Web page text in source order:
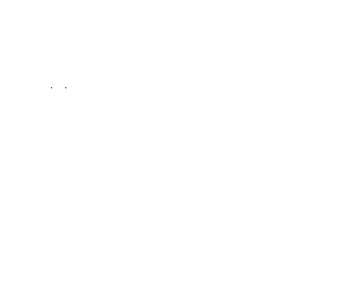
Av. de la Riante Borie,